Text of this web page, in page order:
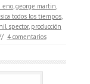
eno,george martin,
todos los tiempos,
spector, producción
4 comentarios